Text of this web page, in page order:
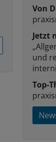
Von
Jetzt
und
Top-